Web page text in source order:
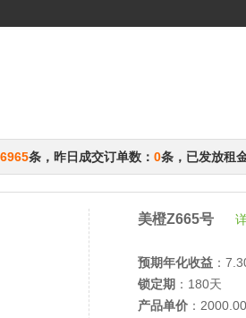
条，昨日成交订单数： 0条，已发放租
美橙Z665号
预期年化收益 ：
锁定期 ：180天
产品单价 ：